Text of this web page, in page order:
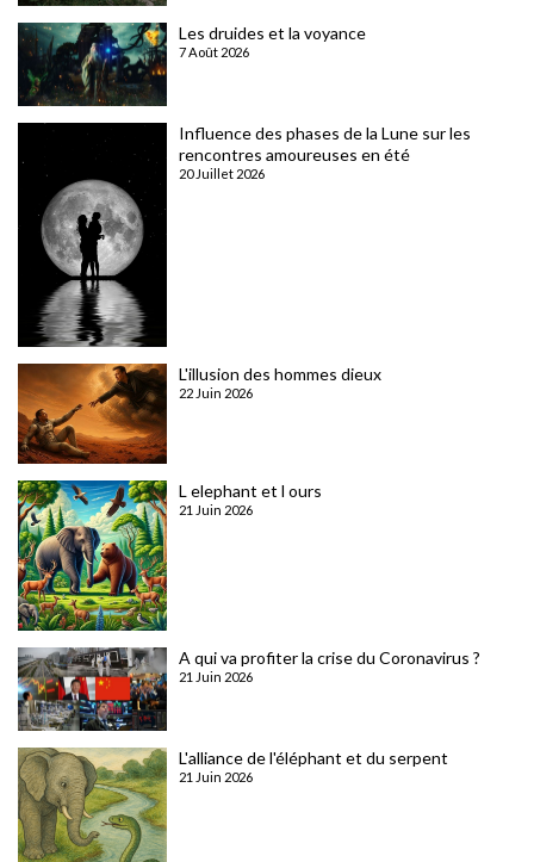
Les druides et la voyance
7 Août 2026
Influence des phases de la Lune sur les
rencontres amoureuses en été
20 Juillet 2026
L'illusion des hommes dieux
22 Juin 2026
L elephant et l ours
21 Juin 2026
A qui va profiter la crise du Coronavirus ?
21 Juin 2026
L'alliance de l'éléphant et du serpent
21 Juin 2026